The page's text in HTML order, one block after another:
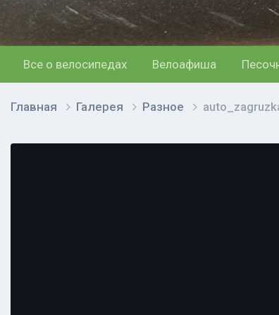
Все о велосипедах Велоафиша
Главная Галерея Разное